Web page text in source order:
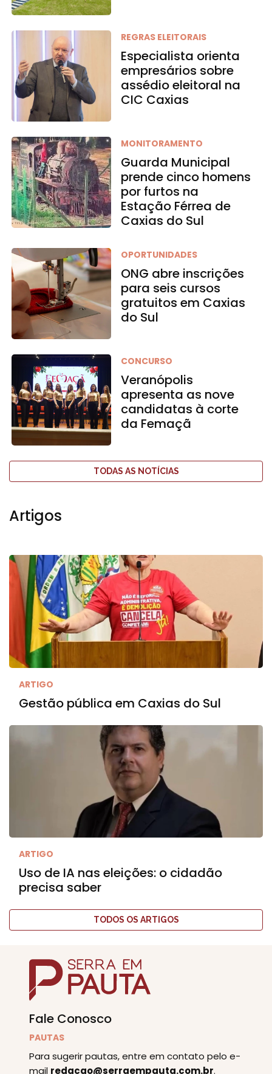
REGRAS ELEITORAIS
Especialista orienta
empresários sobre
assédio eleitoral na
CIC Caxias
MONITORAMENTO
Guarda Municipal
prende cinco homens
por furtos na
Estação Férrea de
Caxias do Sul
OPORTUNIDADES
ONG abre inscrições
para seis cursos
gratuitos em Caxias
do Sul
CONCURSO
Veranópolis
apresenta as nove
candidatas à corte
da Femaçã
TODAS AS NOTÍCIAS
Artigos
ARTIGO
Gestão pública em Caxias do Sul
ARTIGO
Uso de IA nas eleições: o cidadão
precisa saber
TODOS OS ARTIGOS
Fale Conosco
PAUTAS
Para sugerir pautas, entre em contato pelo e-
mail redacao@serraempauta.com.br.